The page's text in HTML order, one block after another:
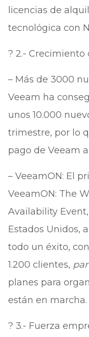
licencias de
tecnológica con
? 2.-
– Más de 3000
Veeam ha
unos 10.000
trimestre, por lo
pago de Veeam
– VeeamON: El
VeeamON: The
Availability
Estados Unidos,
todo un éxito,
1.200 clientes,
planes para
están en marcha.
? 3.- Fuerza